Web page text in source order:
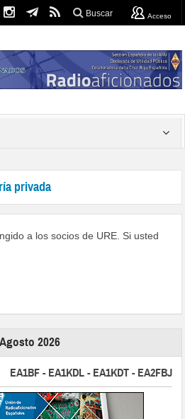
Buscar Acceso
privada
a los socios de URE. Si usted
Agosto 2026
EA1BF - EA1KDL - EA1KDT - EA2FBJ -